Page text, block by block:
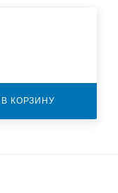
В КОРЗИНУ